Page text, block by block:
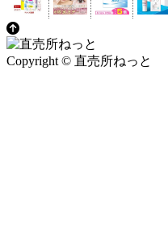
Copyright © 直売所ねっと